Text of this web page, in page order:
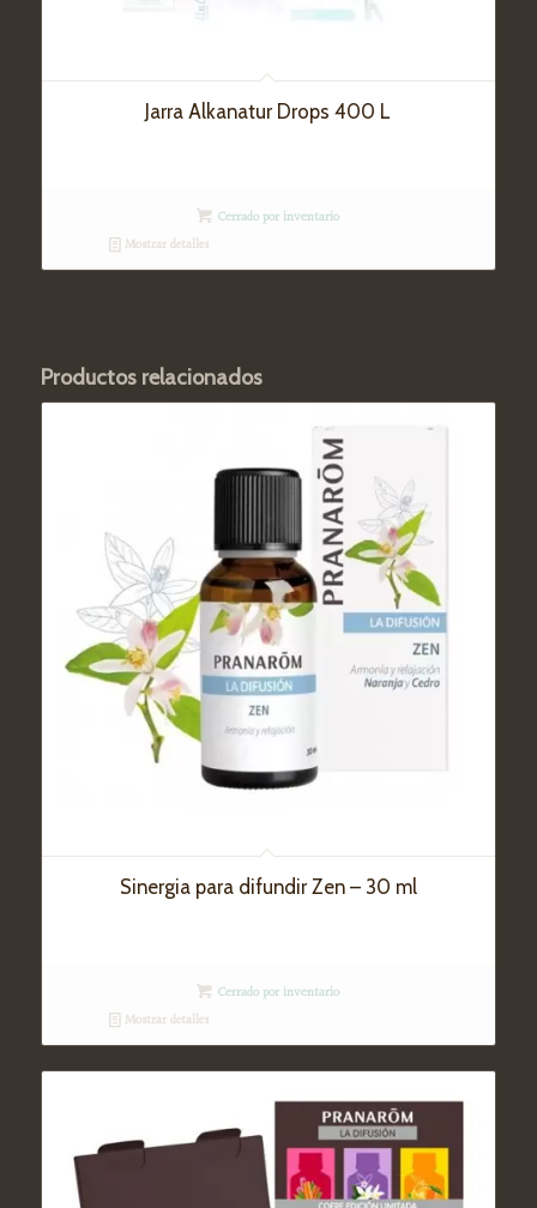
Jarra Alkanatur Drops 400 L
Cerrado por inventario
Mostrar detalles
Productos relacionados
Sinergia para difundir Zen – 30 ml
Cerrado por inventario
Mostrar detalles